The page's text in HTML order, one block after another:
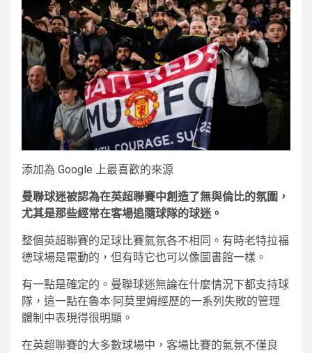
添加為 Google 上最喜歡的來源
曼聯球迷被認為在英超聯賽中創造了無與倫比的氛圍，
尤其是那些經常在客場追隨球隊的球迷。
整個英超聯賽的足球比賽氣氛各不相同。有時老特拉福
德球場是電動的，但有時它也可以像圖書館一樣。
有一點是確定的。曼聯球迷無論在什麼情況下都支持球
隊，這一點在魯本·阿莫里姆經歷的一系列失敗的管理
體制中表現得很明顯。
在英超聯賽的大多數球場中，客場比賽的氣氛不僅良